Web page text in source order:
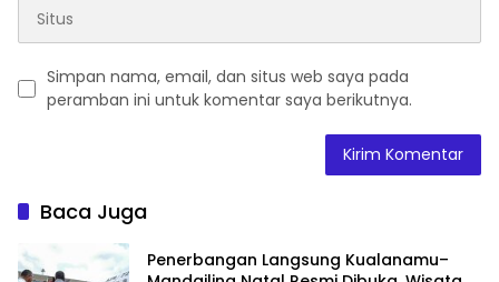
Simpan nama, email, dan situs web saya pada
peramban ini untuk komentar saya berikutnya.
Baca Juga
Penerbangan Langsung Kualanamu–